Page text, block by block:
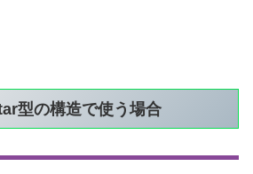
型の構造で使う場合